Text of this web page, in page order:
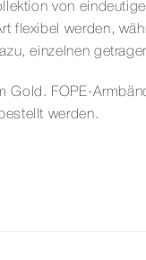
von
flexibel werden,
einzelnen
Gold. FOPE-
werden.